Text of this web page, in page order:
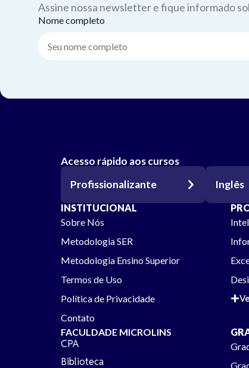
Assine nossa newsletter e fique informado
Nome completo
Acesso rápido aos cursos
Profissionalizante
Inglês
INSTITUCIONAL
Sobre Nós
Metodologia SER
Metodologia Ensino Superior
Termos de Uso
Política de Privacidade
Contato
FACULDADE MICROLINS
CPA
Biblioteca